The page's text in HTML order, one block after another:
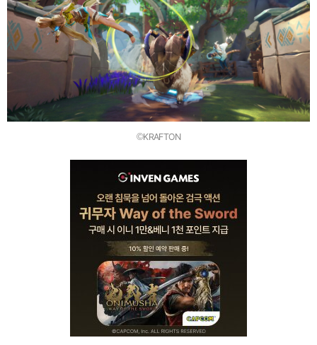
©KRAFTON